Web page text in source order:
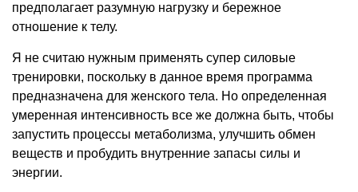
предполагает разумную нагрузку и бережное
отношение к телу.
Я не считаю нужным применять супер силовые
тренировки, поскольку в данное время программа
предназначена для женского тела. Но определенная
умеренная интенсивность все же должна быть, чтобы
запустить процессы метаболизма, улучшить обмен
веществ и пробудить внутренние запасы силы и
энергии.